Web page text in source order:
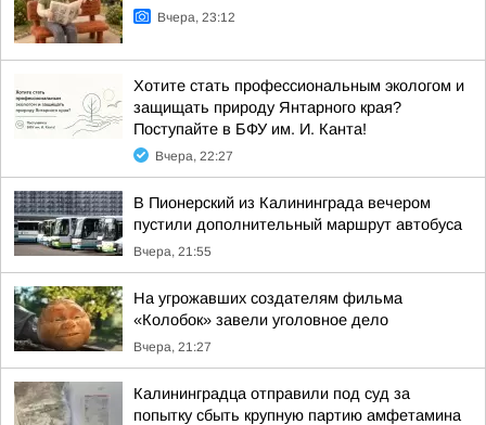
Вчера, 23:12
Хотите стать профессиональным экологом и
защищать природу Янтарного края?
Поступайте в БФУ им. И. Канта!
Вчера, 22:27
В Пионерский из Калининграда вечером
пустили дополнительный маршрут автобуса
Вчера, 21:55
На угрожавших создателям фильма
«Колобок» завели уголовное дело
Вчера, 21:27
Калининградца отправили под суд за
попытку сбыть крупную партию амфетамина